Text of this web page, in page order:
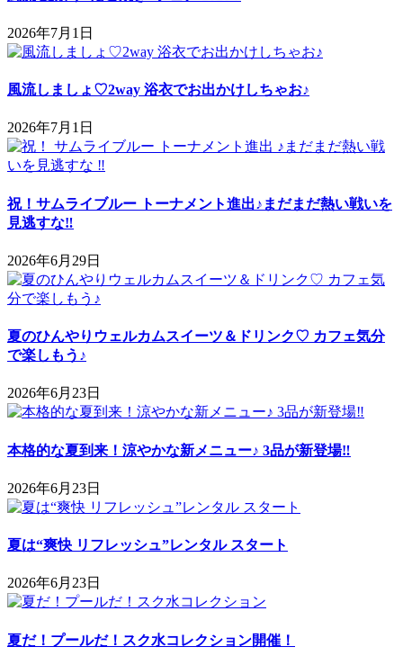
2026年7月1日
風流しましょ♡2way 浴衣でお出かけしちゃお♪
2026年7月1日
祝！サムライブルー トーナメント進出♪まだまだ熱い戦いを
見逃すな‼
2026年6月29日
夏のひんやりウェルカムスイーツ＆ドリンク♡ カフェ気分
で楽しもう♪
2026年6月23日
本格的な夏到来！涼やかな新メニュー♪ 3品が新登場‼
2026年6月23日
夏は“爽快 リフレッシュ”レンタル スタート
2026年6月23日
夏だ！プールだ！スク水コレクション開催！